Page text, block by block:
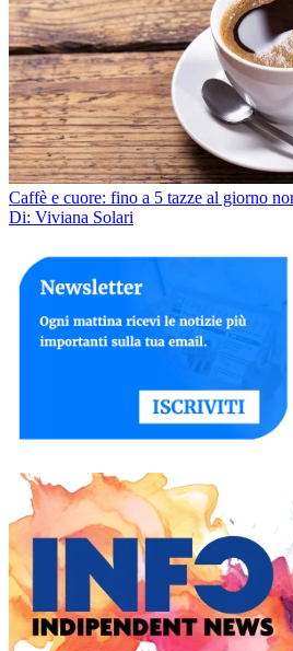
Caffè e cuore: fino a 5 tazze al giorno
Di: Viviana Solari